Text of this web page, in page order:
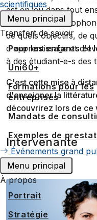
scientifiques
Menu principal
Transfert de savoir
Pour les enfants et
Uni60+
Formations pour les
entreprises
Mandats de
Exemples de
Événements grand
Menu principal
À propos
Portrait
Stratégie
est en jeu dans tout
littératures
de quels objectifs, de
d'apprentissage et
à des étudiant-e-s des
C'est cette mise à
d'enseigner la
découvrirez lors de ce
Intervenante